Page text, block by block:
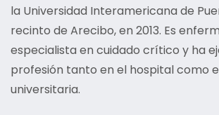
la Universidad Interamericana de
recinto de Arecibo, en 2013. Es
especialista en cuidado crítico y ha
profesión tanto en el hospital como
universitaria.